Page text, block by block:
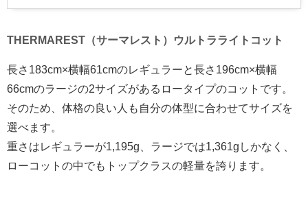
THERMAREST（サーマレスト）ウルトラライトコット
長さ183cm×横幅61cmのレギュラーと長さ196cm×横幅
66cmのラージの2サイズがあるロータイプのコットです。
そのため、体格の良い人も自分の体型に合わせてサイズを
選べます。
重さはレギュラーが1,195g、ラージでは1,361gしかなく、
ローコットの中でもトップクラスの軽量を誇ります。